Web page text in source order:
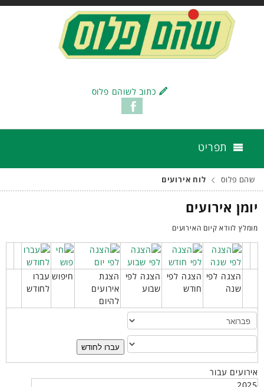
כתוב לשוהם פלוס
תפריט
שהם פלוס לוח אירועים
יומן אירועים
מומלץ לוודא קיום האירועים
הצגה לפי
שנה
הצגה לפי
חודש
הצגה לפי
שבוע
הצגת
אירועים
להיום
חיפוש עברו
לחודש
עברו לחודש
אירועים עבור
2025